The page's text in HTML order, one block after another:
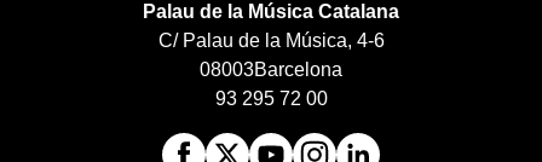
Palau de la Música Catalana
C/ Palau de la Música, 4-6
08003Barcelona
93 295 72 00